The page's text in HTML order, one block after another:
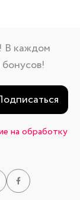
В каждом
на обработку